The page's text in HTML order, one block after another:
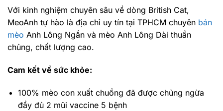
Với kinh nghiệm chuyên sâu về dòng British Cat,
MeoAnh tự hào là địa chỉ uy tín tại TPHCM chuyên bán
mèo Anh Lông Ngắn và mèo Anh Lông Dài thuần
chủng, chất lượng cao.
Cam kết về sức khỏe:
100% mèo con xuất chuồng đã được chủng ngừa
đầy đủ 2 mũi vaccine 5 bệnh